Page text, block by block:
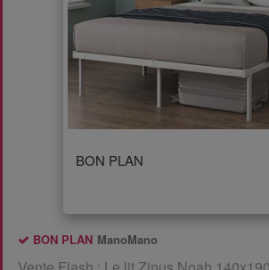
BON PLAN
BON PLAN ManoMano